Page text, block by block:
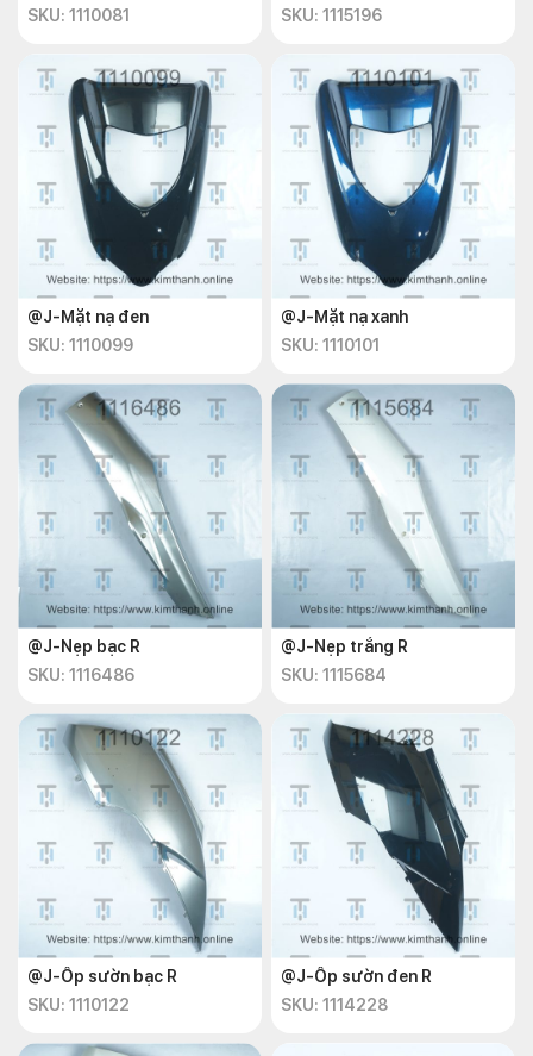
SKU: 1110081
SKU: 1115196
@J-Mặt nạ đen
SKU: 1110099
@J-Mặt nạ xanh
SKU: 1110101
@J-Nẹp bạc R
SKU: 1116486
@J-Nẹp trắng R
SKU: 1115684
@J-Ốp sườn bạc R
SKU: 1110122
@J-Ốp sườn đen R
SKU: 1114228